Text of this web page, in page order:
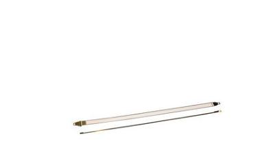
UPOREDI